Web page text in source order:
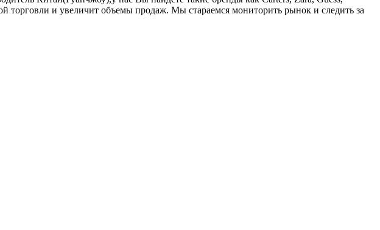
и увеличит объемы продаж. Мы стараемся мониторить рынок и следить за